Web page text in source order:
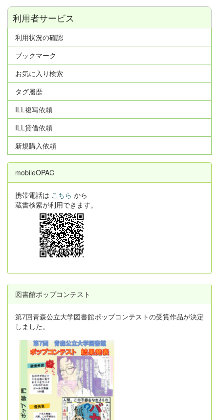
利用者サービス
利用状況の確認
ブックマーク
お気に入り検索
タグ履歴
ILL複写依頼
ILL貸借依頼
新規購入依頼
mobileOPAC
携帯電話は こちら から
蔵書検索が利用できます。
図書館ポップコンテスト
第7回青森公立大学図書館ポップコンテストの受賞作品が決定
しました。